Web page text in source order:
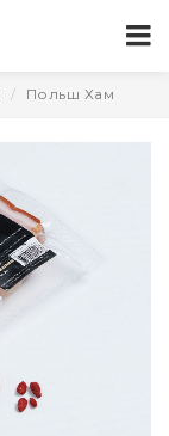
Польш Хам